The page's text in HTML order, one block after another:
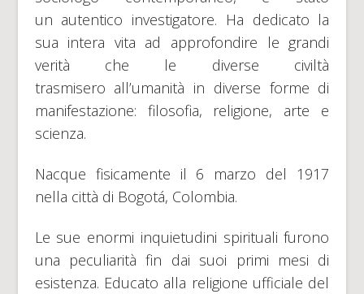
un autentico investigatore. Ha dedicato la
sua intera vita ad approfondire le grandi
verità che le diverse civiltà
trasmisero all’umanità in diverse forme di
manifestazione: filosofia, religione, arte e
scienza.
Nacque fisicamente il 6 marzo del 1917
nella città di Bogotá, Colombia.
Le sue enormi inquietudini spirituali furono
una peculiarità fin dai suoi primi mesi di
esistenza. Educato alla religione ufficiale del